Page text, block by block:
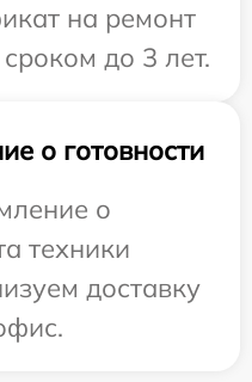
на ремонт
до 3 лет.
о готовности
о
техники
доставку